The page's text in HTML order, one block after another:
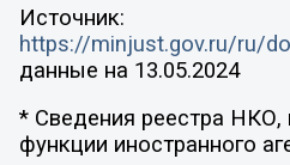
Источник:
https://minjust.gov.ru/ru/
данные на 13.05.2024
* Сведения реестра
функции иностранного